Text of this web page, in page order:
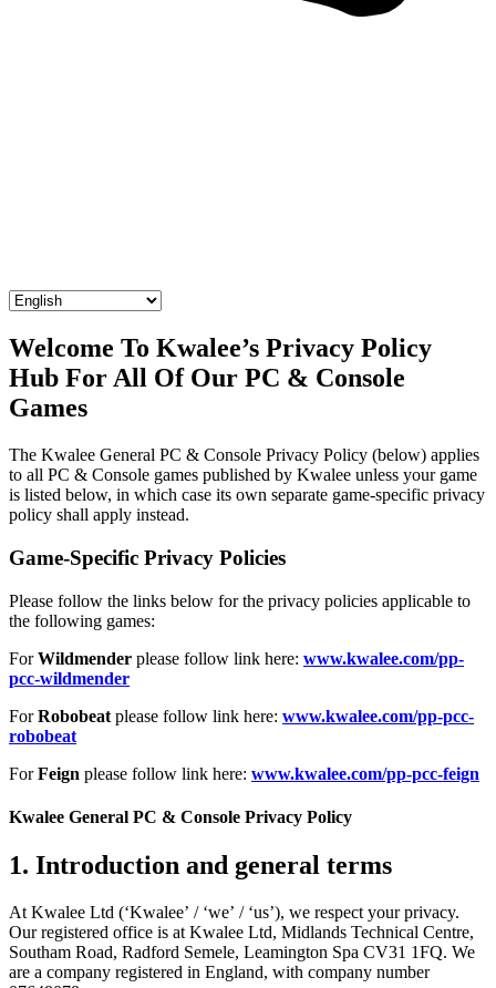
Welcome To Kwalee’s Privacy Policy
Hub For All Of Our PC & Console
Games
The Kwalee General PC & Console Privacy Policy (below) applies
to all PC & Console games published by Kwalee unless your game
is listed below, in which case its own separate game-specific privacy
policy shall apply instead.
Game-Specific Privacy Policies
Please follow the links below for the privacy policies applicable to
the following games:
ForWildmender please follow link here: www.kwalee.com/pp-
pcc-wildmender
ForRobobeat please follow link here: www.kwalee.com/pp-pcc-
robobeat
ForFeign please follow link here: www.kwalee.com/pp-pcc-feign
Kwalee General PC & Console Privacy Policy
1. Introduction and general terms
At Kwalee Ltd (‘Kwalee’ / ‘we’ / ‘us’), we respect your privacy.
Our registered office is at Kwalee Ltd, Midlands Technical Centre,
Southam Road, Radford Semele, Leamington Spa CV31 1FQ. We
are a company registered in England, with company number